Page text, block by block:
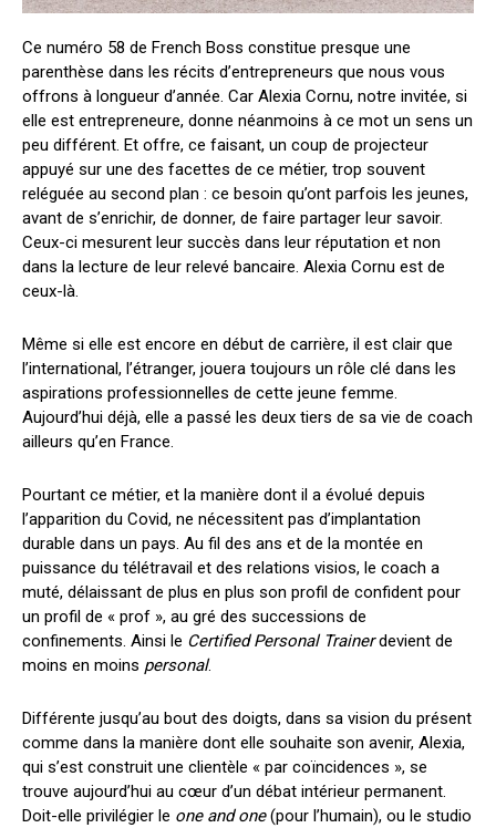
Ce numéro 58 de French Boss constitue presque une
parenthèse dans les récits d’entrepreneurs que nous vous
offrons à longueur d’année. Car Alexia Cornu, notre invitée, si
elle est entrepreneure, donne néanmoins à ce mot un sens un
peu différent. Et offre, ce faisant, un coup de projecteur
appuyé sur une des facettes de ce métier, trop souvent
reléguée au second plan : ce besoin qu’ont parfois les jeunes,
avant de s’enrichir, de donner, de faire partager leur savoir.
Ceux-ci mesurent leur succès dans leur réputation et non
dans la lecture de leur relevé bancaire. Alexia Cornu est de
ceux-là.
Même si elle est encore en début de carrière, il est clair que
l’international, l’étranger, jouera toujours un rôle clé dans les
aspirations professionnelles de cette jeune femme.
Aujourd’hui déjà, elle a passé les deux tiers de sa vie de coach
ailleurs qu’en France.
Pourtant ce métier, et la manière dont il a évolué depuis
l’apparition du Covid, ne nécessitent pas d’implantation
durable dans un pays. Au fil des ans et de la montée en
puissance du télétravail et des relations visios, le coach a
muté, délaissant de plus en plus son profil de confident pour
un profil de « prof », au gré des successions de
confinements. Ainsi le Certified Personal Trainerdevient de
moins en moins personal.
Différente jusqu’au bout des doigts, dans sa vision du présent
comme dans la manière dont elle souhaite son avenir, Alexia,
qui s’est construit une clientèle « par coïncidences », se
trouve aujourd’hui au cœur d’un débat intérieur permanent.
Doit-elle privilégier le one and one(pour l’humain), ou le studio